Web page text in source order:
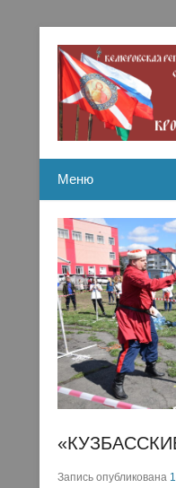
Казачье
Меню
Запись опубликована